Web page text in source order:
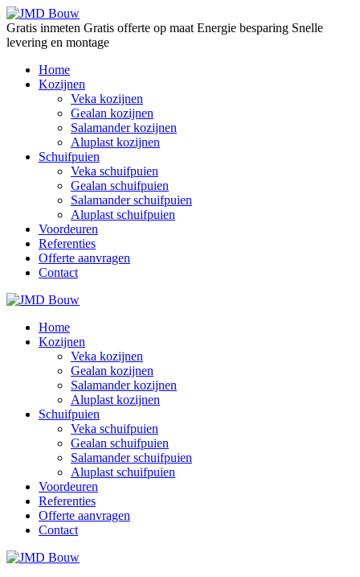
Gratis inmeten Gratis offerte op maat Energie besparing Snelle
levering en montage
Home
Kozijnen
Veka kozijnen
Gealan kozijnen
Salamander kozijnen
Aluplast kozijnen
Schuifpuien
Veka schuifpuien
Gealan schuifpuien
Salamander schuifpuien
Aluplast schuifpuien
Voordeuren
Referenties
Offerte aanvragen
Contact
Home
Kozijnen
Veka kozijnen
Gealan kozijnen
Salamander kozijnen
Aluplast kozijnen
Schuifpuien
Veka schuifpuien
Gealan schuifpuien
Salamander schuifpuien
Aluplast schuifpuien
Voordeuren
Referenties
Offerte aanvragen
Contact